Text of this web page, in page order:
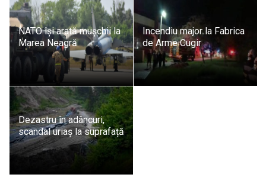
NATO își arată mușchii la
Marea Neagră
Incendiu major la Fabrica
de Arme Cugir
Dezastru în adâncuri,
scandal uriaș la suprafață